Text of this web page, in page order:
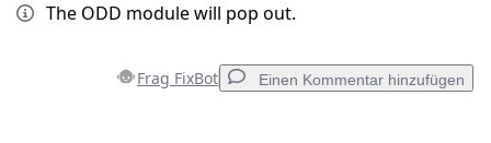
The ODD module will pop out.
Frag FixBot Einen Kommentar hinzufügen